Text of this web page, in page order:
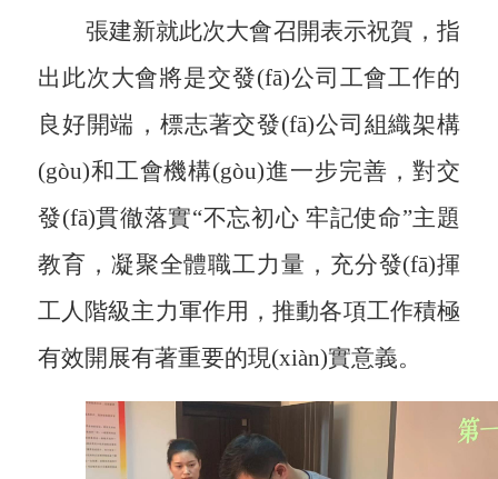
張建新就此次大會召開表示祝賀，指
出 此次大會將是交發(fā)公司工會工作的
良好開端，標志著交發(fā)公司組織架構
(gòu)和工會機構(gòu)進一步完善，對交
發(fā)貫徹落實“不忘初心 牢記使命”主題
教育，凝聚全體職工力量，充分發(fā)揮
工人階級主力軍作用，推動各項工作積極
有效開展有著重要的現(xiàn)實意義。